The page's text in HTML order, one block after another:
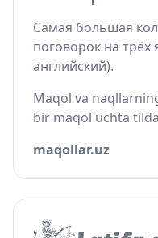
Самая большая
поговорок на трёх
английский).
Maqol va
bir maqol uchta
maqollar.uz